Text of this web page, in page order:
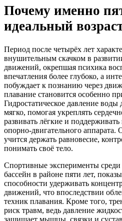
Почему именно
идеальный
Период после четырёх лет
внушительным скачком в
движений, окрепшая психика
впечатления более глубоко, а
побуждает к познанию через
плавание становится особенно
Гидростатическое давление воды
мягко, помогая укреплять
развивать лёгкие и
опорно-двигательного аппарата.
учится держать равновесие,
понимать своё тело.
Спортивные эксперименты
бассейн в районе пяти лет,
способности удерживать
движений, что впоследствии
техник плавания. Кроме того,
риск травм, ведь давление